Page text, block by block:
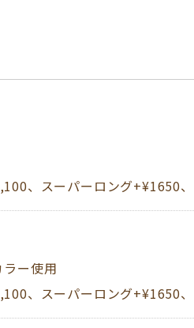
、スーパーロング+¥1650
ー使用
、スーパーロング+¥1650